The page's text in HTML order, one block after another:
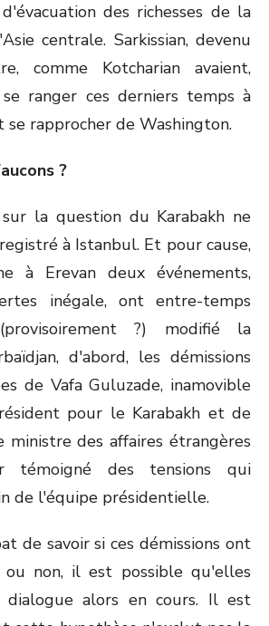
des richesses de la
centrale. Sarkissian, devenu
comme Kotcharian avaient,
ranger ces derniers temps à
rapprocher de Washington.
?
la question du Karabakh ne
à Istanbul. Et pour cause,
à Erevan deux événements,
inégale, ont entre-temps
?) modifié la
d'abord, les démissions
de Vafa Guluzade, inamovible
pour le Karabakh et de
ministre des affaires étrangères
témoigné des tensions qui
de l'équipe présidentielle.
de savoir si ces démissions ont
non, il est possible qu'elles
dialogue alors en cours. Il est